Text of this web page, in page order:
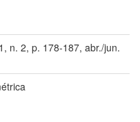
n. 2, p. 178-187, abr./jun.